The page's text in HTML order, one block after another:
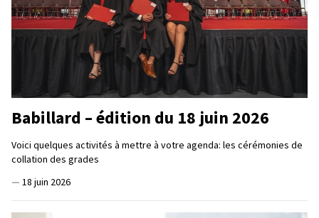
Babillard – édition du 18 juin 2026
Voici quelques activités à mettre à votre agenda: les cérémonies de
collation des grades
— 18 juin 2026